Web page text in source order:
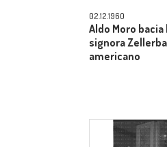
02.12.1960
Aldo Moro
signora
americano